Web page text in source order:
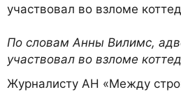
По словам Анны Вилимс,
участвовал во взломе
Журналисту АН «Между